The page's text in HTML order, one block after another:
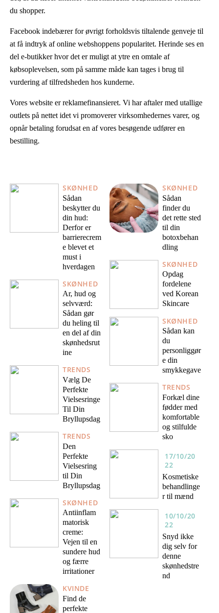
du shopper.
Facebook indebærer for øvrigt forholdsvis tiltalende genveje til
at få indtryk af online webshoppens popularitet. Herinde ses en
del e-butikker hvor det er muligt at ytre en omtale af
købsoplevelsen, som på samme måde kan tages i brug til
vurdering af tilfredsheden hos kunderne.
Vores website er reklamefinansieret. Vi har aftaler med utallige
outlets på nettet idet vi promoverer virksomhedernes varer, og
opnår betaling forudsat en af vores besøgende udfører en
bestilling.
SKØNHED
Sådan
beskytter du
din hud:
Derfor er
barrierecrem
e blevet et
must i
hverdagen
SKØNHED
Ar, hud og
selvværd:
Sådan gør
du heling til
en del af din
skønhedsrut
ine
TRENDS
Vælg De
Perfekte
Vielsesringe
Til Din
Bryllupsdag
TRENDS
Den
Perfekte
Vielsesring
til Din
Bryllupsdag
SKØNHED
Antiinflam
matorisk
creme:
Vejen til en
sundere hud
og færre
irritationer
KVINDE
Find de
perfekte
SKØNHED
Sådan
finder du
det rette sted
til din
botoxbehan
dling
SKØNHED
Opdag
fordelene
ved Korean
Skincare
SKØNHED
Sådan kan
du
personliggør
e din
smykkegave
TRENDS
Forkæl dine
fødder med
komfortable
og stilfulde
sko
17/10/20
22
Kosmetiske
behandlinge
r til mænd
10/10/20
22
Snyd ikke
dig selv for
denne
skønhedstre
nd